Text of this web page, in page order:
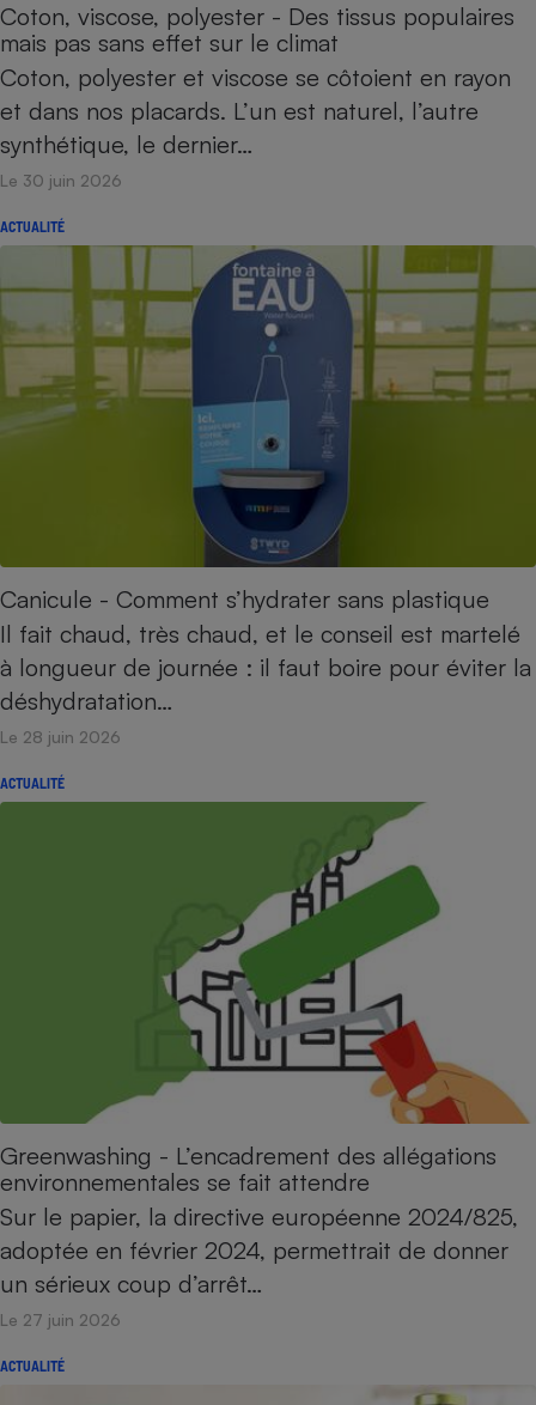
Coton, viscose, polyester - Des tissus populaires
mais pas sans effet sur le climat
Coton, polyester et viscose se côtoient en rayon
et dans nos placards. L’un est naturel, l’autre
synthétique, le dernier…
Le 30 juin 2026
ACTUALITÉ
Canicule - Comment s’hydrater sans plastique
Il fait chaud, très chaud, et le conseil est martelé
à longueur de journée : il faut boire pour éviter la
déshydratation…
Le 28 juin 2026
ACTUALITÉ
Greenwashing - L’encadrement des allégations
environnementales se fait attendre
Sur le papier, la directive européenne 2024/825,
adoptée en février 2024, permettrait de donner
un sérieux coup d’arrêt…
Le 27 juin 2026
ACTUALITÉ